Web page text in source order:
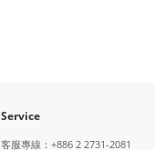
Service
客服專線：+886 2 2731-2081